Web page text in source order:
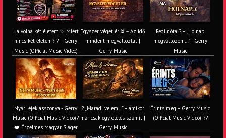
Ha volna két életem ✨ Miért
nincs két életem? ? – Gerry
Music (Official Music Video)
Egyszer véget ér ⏳ – Az idő
mindent megváltoztat |
Gerry Music
Régi nóta ? – „Holnap
megváltozom…” | Gerry
Music
Nyári éjek asszonya - Gerry
Music (Official Music Video)?
❤️ Érzelmes Magyar Sláger
? „Maradj velem…” – amikor
már csak egy ölelés számít |
Gerry Music
Érints meg – Gerry Music
(Official Music Video) ??